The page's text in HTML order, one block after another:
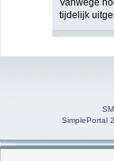
Vanwege
tijdelijk
SimplePortal